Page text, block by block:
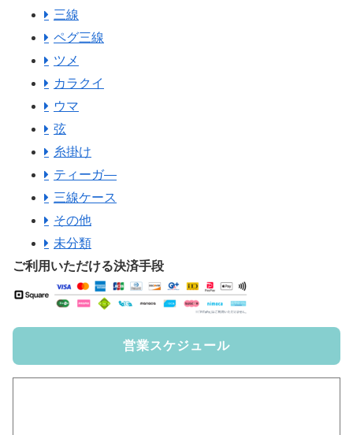
三線
ペグ三線
ツメ
カラクイ
ウマ
弦
糸掛け
ティーガ―
三線ケース
その他
未分類
ご利用いただける決済手段
営業スケジュール